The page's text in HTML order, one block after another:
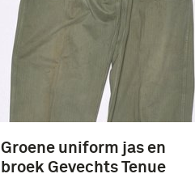
Groene uniform jas en
broek Gevechts Tenue